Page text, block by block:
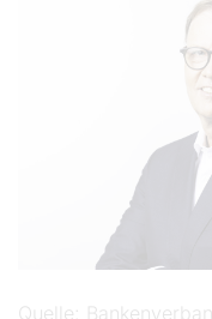
Quelle